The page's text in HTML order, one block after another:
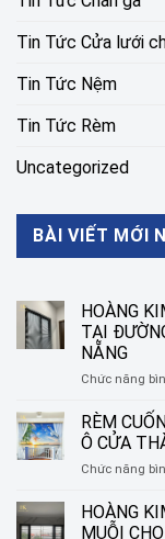
Tin Tức Cửa lưới
Tin Tức Nệm
Tin Tức Rèm
Uncategorized
BÀI VIẾT MỚI
HOÀNG
TẠI
NẴNG
Chức năng
RÈM
Ô CỬA
Chức năng
HOÀNG
MUỖI